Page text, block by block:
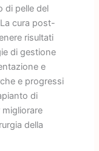
di pelle del
cura post-
risultati
di gestione
e
e progressi
di
della